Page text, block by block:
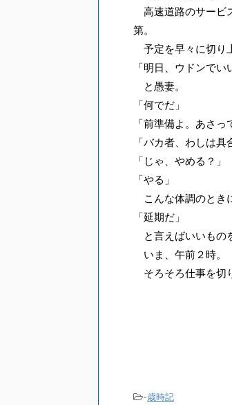
高速道路のサービ
第。
予定を早々に切り
「明日、ウドンでい
と愚妻。
「何でだ」
「前準備よ。あさ
「バカ者、わしは
「じゃ、やめる？」
「やる」
こんな体調のとき
「延期だ」
と言えばいいもの
いま、午前２時。
そろそろ仕事を切
-歳時記